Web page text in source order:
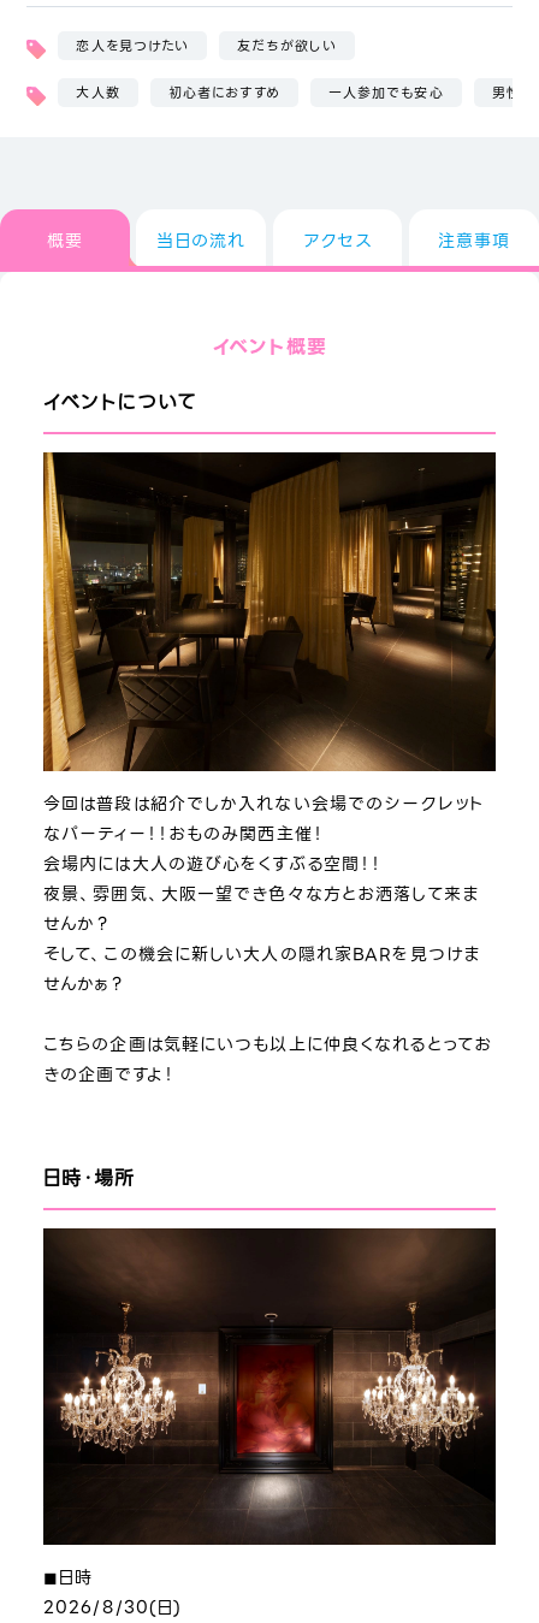
恋人を見つけたい 友だちが欲しい
大人数 初心者におすすめ 一人参加でも安心 男性２
概要 当日の流れ アクセス 注意事項
イベント概要
イベントについて
今回は普段は紹介でしか入れない会場でのシークレット
なパーティー！！おものみ関西主催！
会場内には大人の遊び心をくすぶる空間！！
夜景、雰囲気、大阪一望でき色々な方とお洒落して来ま
せんか？
そして、この機会に新しい大人の隠れ家BARを見つけま
せんかぁ？
こちらの企画は気軽にいつも以上に仲良くなれるとってお
きの企画ですよ！
日時・場所
◼︎日時
2026/8/30(日)